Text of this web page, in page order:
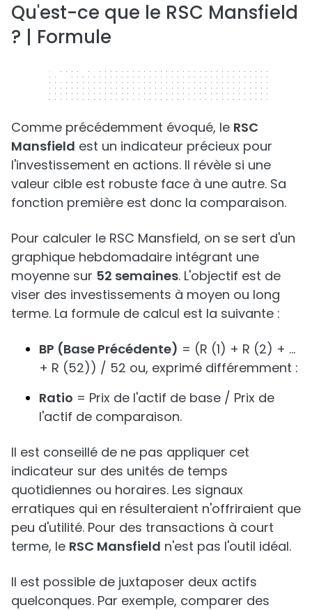
Qu'est-ce que le RSC Mansfield
? | Formule
320 x 50
Comme précédemment évoqué, le RSC
Mansfield est un indicateur précieux pour
l'investissement en actions. Il révèle si une
valeur cible est robuste face à une autre. Sa
fonction première est donc la comparaison.
Pour calculer le RSC Mansfield, on se sert d'un
graphique hebdomadaire intégrant une
moyenne sur 52 semaines. L'objectif est de
viser des investissements à moyen ou long
terme. La formule de calcul est la suivante :
BP (Base Précédente) = (R (1) + R (2) + …
+ R (52)) / 52 ou, exprimé différemment :
Ratio = Prix de l'actif de base / Prix de
l'actif de comparaison.
Il est conseillé de ne pas appliquer cet
indicateur sur des unités de temps
quotidiennes ou horaires. Les signaux
erratiques qui en résulteraient n'offriraient que
peu d'utilité. Pour des transactions à court
terme, le RSC Mansfield n'est pas l'outil idéal.
Il est possible de juxtaposer deux actifs
quelconques. Par exemple, comparer des